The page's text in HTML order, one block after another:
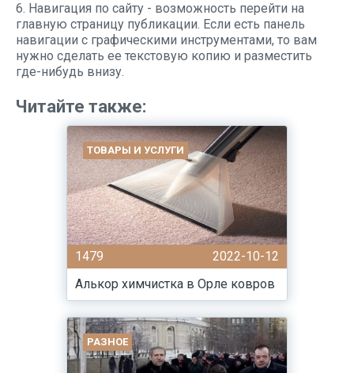
6. Навигация по сайту - возможность перейти на
главную страницу публикации. Если есть панель
навигации с графическими инструментами, то вам
нужно сделать ее текстовую копию и разместить
где-нибудь внизу.
Читайте также:
ТОВАРЫ И УСЛУГИ
1479
2022-10-12
Алькор химчистка в Орле ковров
РАЗНОЕ